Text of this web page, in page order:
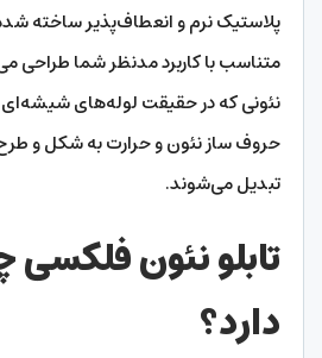
پلاستیک نرم و انعطاف‌پذیر ساخته
متناسب با کاربرد مدنظر شما
نئونی که در حقیقت لوله‌های
حروف ساز نئون و حرارت به شکل و
تبدیل می‌شوند.
تابلو نئون فلکسی
دارد؟